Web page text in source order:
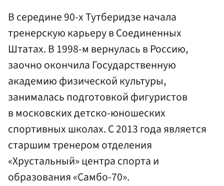
В середине 90-х Тутберидзе начала
тренерскую карьеру в Соединенных
Штатах. В 1998-м вернулась в Россию,
заочно окончила Государственную
академию физической культуры,
занималась подготовкой фигуристов
в московских детско-юношеских
спортивных школах. С 2013 года является
старшим тренером отделения
«Хрустальный» центра спорта и
образования «Самбо-70».